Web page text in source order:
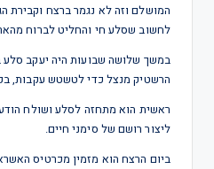
המושלם וזה לא נגמר ברצח וקבירת
לחשוב שסלע חי והחליט לברוח
במשך שלושה שבועות היה יעקב
הרשטיק מנצל כדי לטשטש עקבות,
ראשית הוא מתחזה לסלע ושולח
ליצור רושם של סימני חיים.
ביום הרצח הוא מזמין מכרטיס